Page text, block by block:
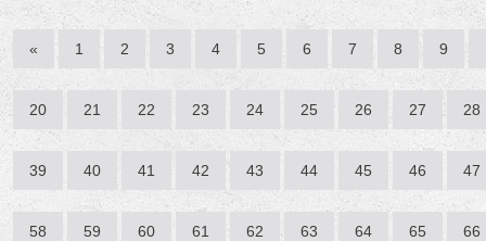
« 1 2 3 4 5 6 7 8 9
20 21 22 23 24 25 26 27 28
39 40 41 42 43 44 45 46 47
58 59 60 61 62 63 64 65 66